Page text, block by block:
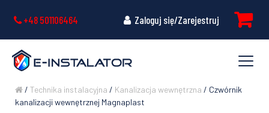
+48 501106464 Zaloguj się/Zarejestruj
/ Technika instalacyjna / Kanalizacja wewnętrzna / Czwórnik
kanalizacji wewnętrznej Magnaplast